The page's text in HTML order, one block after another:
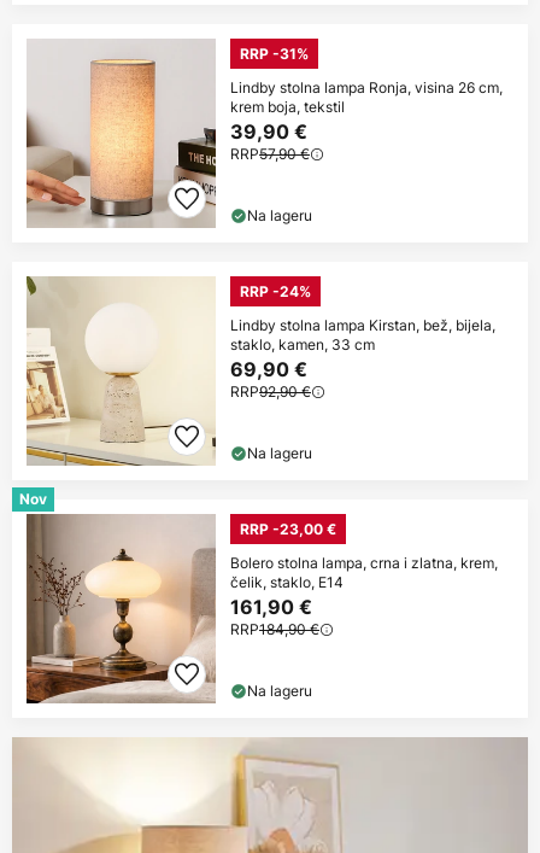
RRP -31%
Lindby stolna lampa Ronja, visina 26 cm,
krem boja, tekstil
39,90 €
RRP57,90 €
Na lageru
RRP -24%
Lindby stolna lampa Kirstan, bež, bijela,
staklo, kamen, 33 cm
69,90 €
RRP92,90 €
Na lageru
Nov
RRP -23,00 €
Bolero stolna lampa, crna i zlatna, krem,
čelik, staklo, E14
161,90 €
RRP184,90 €
Na lageru